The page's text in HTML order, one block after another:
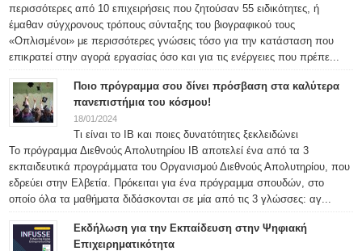
περισσότερες από 10 επιχειρήσεις που ζητούσαν 55 ειδικότητες, ή
έμαθαν σύγχρονους τρόπους σύνταξης του βιογραφικού τους
«Οπλισμένοι» με περισσότερες γνώσεις τόσο για την κατάσταση που
επικρατεί στην αγορά εργασίας όσο και για τις ενέργειες που πρέπε...
Ποιο πρόγραμμα σου δίνει πρόσβαση στα καλύτερα
πανεπιστήμια του κόσμου!
18/01/2024
Τι είναι το IB και ποιες δυνατότητες ξεκλειδώνει
Το πρόγραμμα Διεθνούς Απολυτηρίου IB αποτελεί ένα από τα 3
εκπαιδευτικά προγράμματα του Οργανισμού Διεθνούς Απολυτηρίου, που
εδρεύει στην Ελβετία. Πρόκειται για ένα πρόγραμμα σπουδών, στο
οποίο όλα τα μαθήματα διδάσκονται σε μία από τις 3 γλώσσες: αγ...
Εκδήλωση για την Εκπαίδευση στην Ψηφιακή
Επιχειρηματικότητα